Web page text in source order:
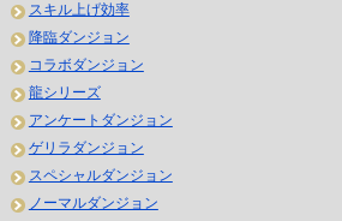
スキル上げ効率
降臨ダンジョン
コラボダンジョン
龍シリーズ
アンケートダンジョン
ゲリラダンジョン
スペシャルダンジョン
ノーマルダンジョン